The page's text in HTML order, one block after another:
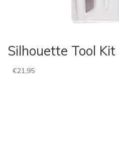
Silhouette Tool Kit
€21,95